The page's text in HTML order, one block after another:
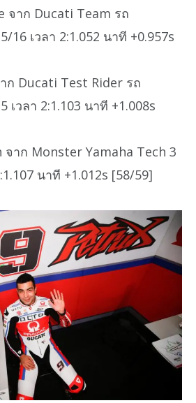
จาก Ducati Team รถ
16 เวลา 2:1.052 นาที +0.957s
ก Ducati Test Rider รถ
เวลา 2:1.103 นาที +1.008s
จาก Monster Yamaha Tech 3
นาที +1.012s [58/59]